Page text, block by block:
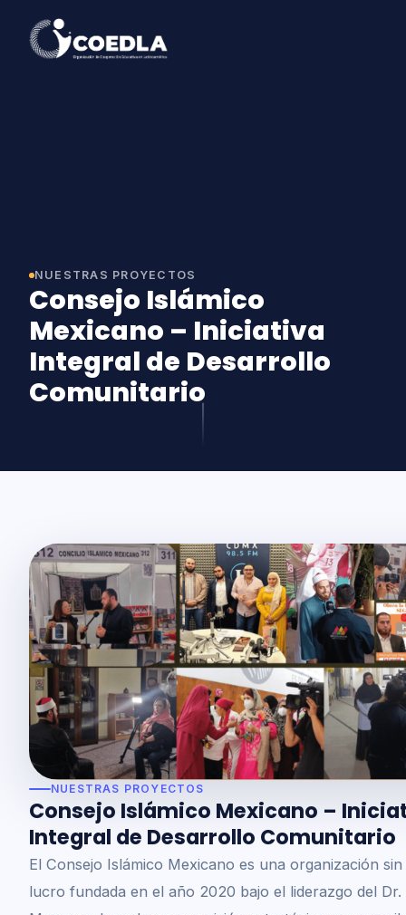
NUESTRAS PROYECTOS
Consejo Islámico
Mexicano – Iniciativa
Integral de Desarrollo
Comunitario
NUESTRAS PROYECTOS
Consejo Islámico Mexicano –
Integral de Desarrollo Comunitario
El Consejo Islámico Mexicano es una organización
lucro fundada en el año 2020 bajo el liderazgo del Dr.